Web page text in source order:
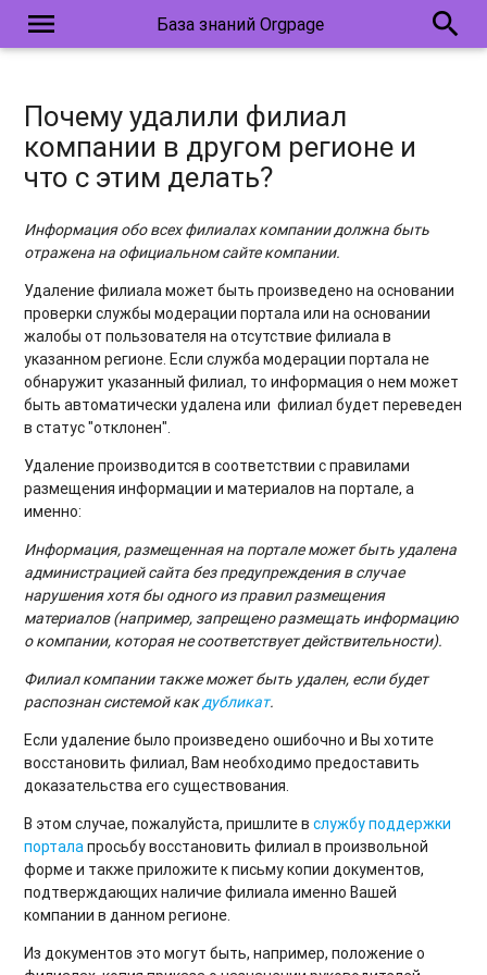
menu База знаний Orgpage search
Почему удалили филиал
компании в другом регионе и
что с этим делать?
Информация обо всех филиалах компании должна быть
отражена на официальном сайте компании.
Удаление филиала может быть произведено на основании
проверки службы модерации портала или на основании
жалобы от пользователя на отсутствие филиала в
указанном регионе. Если служба модерации портала не
обнаружит указанный филиал, то информация о нем может
быть автоматически удалена или филиал будет переведен
в статус "отклонен".
Удаление производится в соответствии с правилами
размещения информации и материалов на портале, а
именно:
Информация, размещенная на портале может быть удалена
администрацией сайта без предупреждения в случае
нарушения хотя бы одного из правил размещения
материалов (например, запрещено размещать информацию
о компании, которая не соответствует действительности).
Филиал компании также может быть удален, если будет
распознан системой какдубликат.
Если удаление было произведено ошибочно и Вы хотите
восстановить филиал, Вам необходимо предоставить
доказательства его существования.
В этом случае, пожалуйста, пришлите в службу поддержки
порталапросьбу восстановить филиал в произвольной
форме и также приложите к письму копии документов,
подтверждающих наличие филиала именно Вашей
компании в данном регионе.
Из документов это могут быть, например, положение о